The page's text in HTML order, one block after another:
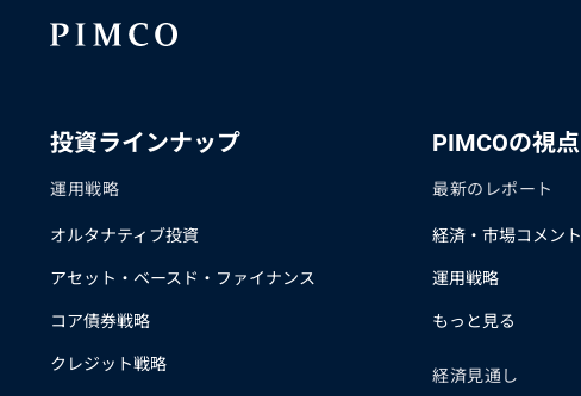
投資ラインナップ
運用戦略
オルタナティブ投資
アセット・ベースド・ファイナンス
コア債券戦略
クレジット戦略
PIMCOの視点
最新のレポート
経済・市場コメント
運用戦略
もっと見る
経済見通し